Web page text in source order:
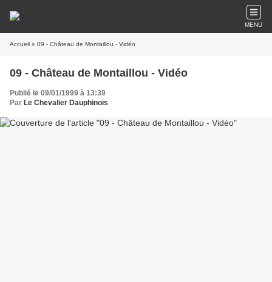
MENU
Accueil » 09 - Château de Montaillou - Vidéo
09 - Château de Montaillou - Vidéo
Publié le 09/01/1999 à 13:39
Par Le Chevalier Dauphinois